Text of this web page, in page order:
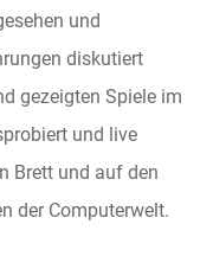
und
diskutiert
gezeigten Spiele im
und live
Brett und auf den
der Computerwelt.